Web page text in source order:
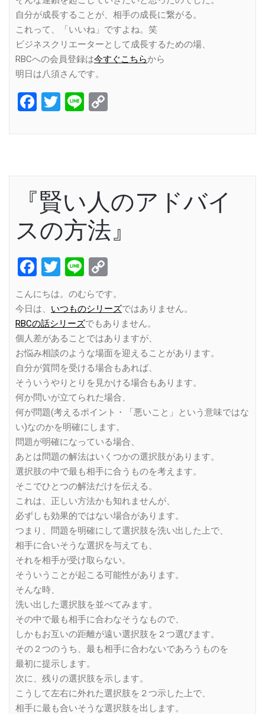
自分が成長することが、相手の成長に繋がる。
これって、「いいね」ですよね。笑
ビジネスクリエーターとして成長するための場、
RBCへの会員登録は今すぐこちらから
明日は八須さんです。
Facebook
Twitter
Line
『賢い人のアドバイ
スの方法』
Facebook
Twitter
Line
Link
こんにちは。のむらです。
今日は、 いつものシリーズではありません。
RBCの話シリーズでもありません。
個人差があることではありますが、
お悩み相談のような場面を迎えることがあります。
自分が質問を受ける場合もあれば、
そういうやりとりを見かける場合もあります。
何か問いが立てられた場合、
何が問題(考えるポイント・「悪いこと」という意味ではな
い)なのかを明確にします。
問題が明確になっている場合、
あとは問題の解法はいくつかの選択肢があります。
選択肢の中で最も相手に合うものを考えます。
そこでひとつの解法だけを伝える。
これは、正しい方法かも知れませんが、
必ずしも効果的ではない場合があります。
つまり、問題を明確にして選択肢を洗い出した上で、
相手に合いそうな選択を与えても、
それを相手が受け取らない。
そういうことが起こる可能性があります。
そんな時、
洗い出した選択肢を並べてみます。
その中で最も相手に合わなそうなもので、
しかもお互いの距離が遠い選択肢を２つ選びます。
その２つのうち、最も相手に合わないであろうものを
最初に提示します。
次に、残りの選択肢を示します。
こうして左右に外れた選択肢を２つ示した上で、
相手に最も合いそうな選択肢を出します。